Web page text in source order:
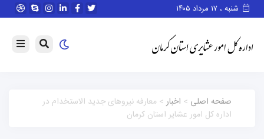
شنبه ، ۱۷ مرداد ۱۴۰۵
صفحه اصلی > اخبار> معارفه نیروهای جدید الاستخدام در
اداره کل امور عشایر استان کرمان